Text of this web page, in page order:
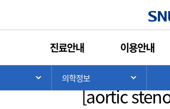
진료안내 이용안내
주 메뉴 목록 열기
의학정보대동맥판막 협
[aortic